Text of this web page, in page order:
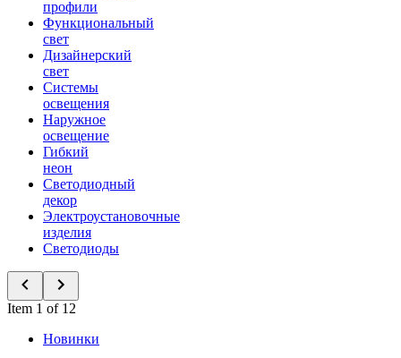
профили
Функциональный
свет
Дизайнерский
свет
Системы
освещения
Наружное
освещение
Гибкий
неон
Светодиодный
декор
Электроустановочные
изделия
Светодиоды
Item 1 of 12
Новинки